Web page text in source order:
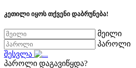
კეთილი იყოს თქვენი დაბრუნება!
მეილი
პაროლი
შესვლა
პაროლი დაგავიწყდა?